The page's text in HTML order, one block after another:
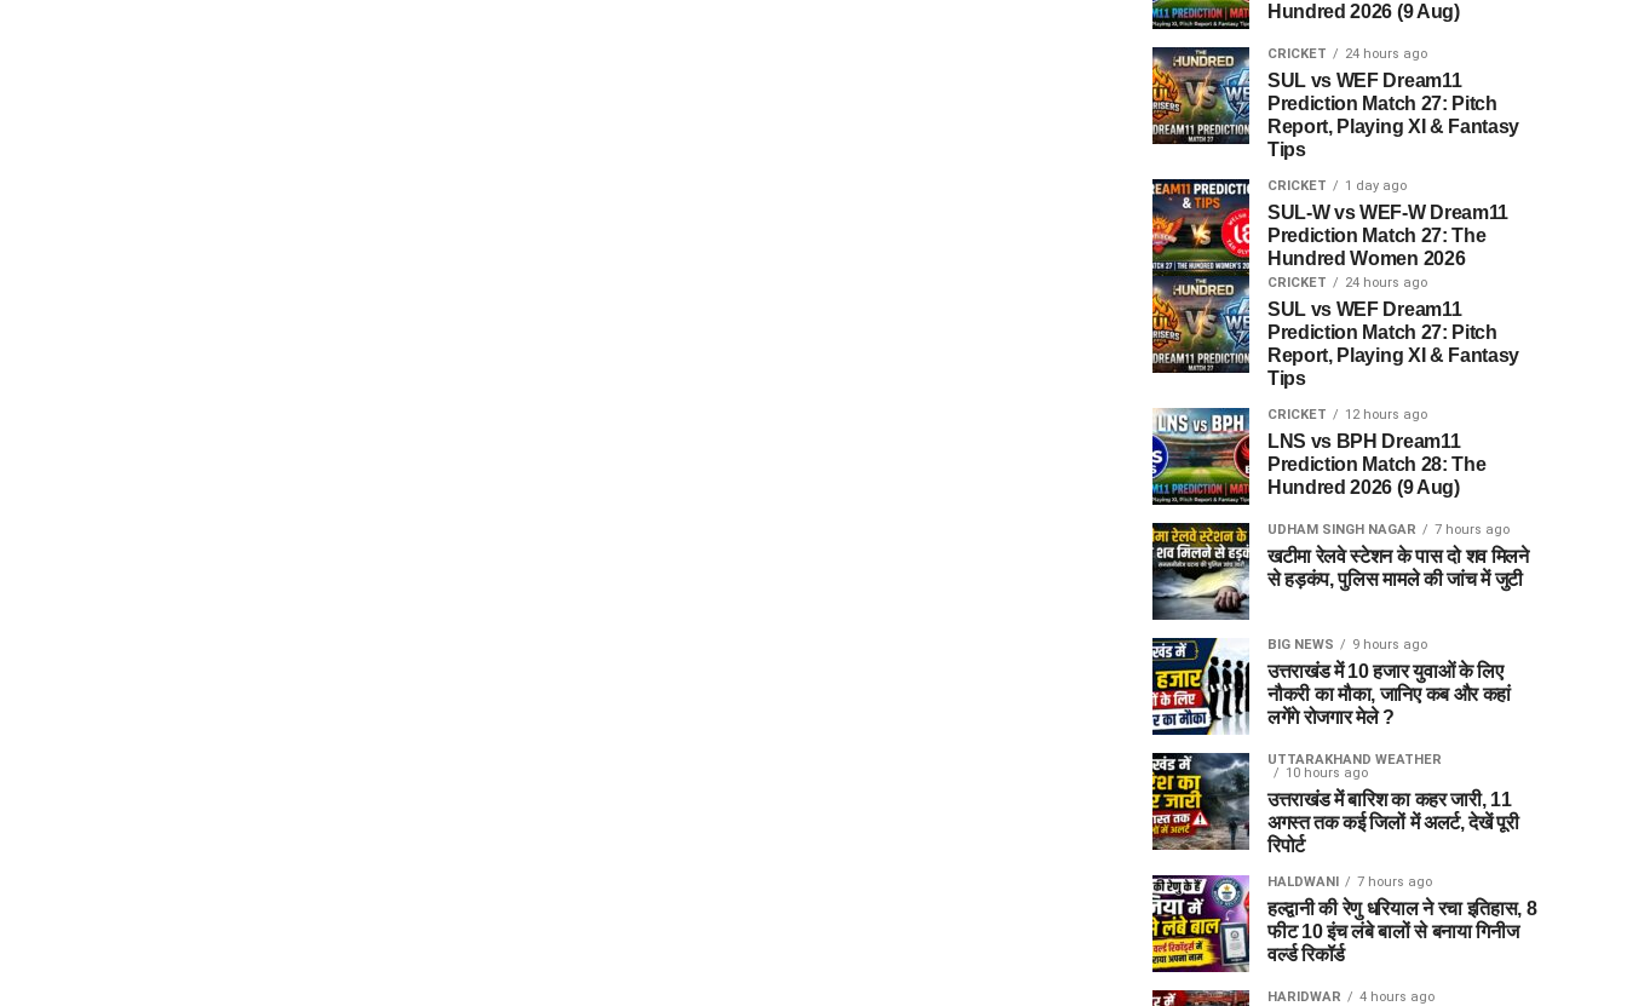
Hundred 2026 (9 Aug)
CRICKET 24 hours ago
SUL vs WEF Dream11
Prediction Match 27: Pitch
Report, Playing XI & Fantasy
Tips
CRICKET 1 day ago
SUL-W vs WEF-W Dream11
Prediction Match 27: The
Hundred Women 2026
CRICKET 24 hours ago
SUL vs WEF Dream11
Prediction Match 27: Pitch
Report, Playing XI & Fantasy
Tips
CRICKET 12 hours ago
LNS vs BPH Dream11
Prediction Match 28: The
Hundred 2026 (9 Aug)
UDHAM SINGH NAGAR 7 hours ago
खटीमा रेलवे स्टेशन के पास दो शव मिलने
से हड़कंप, पुलिस मामले की जांच में जुटी
BIG NEWS 9 hours ago
उत्तराखंड में 10 हजार युवाओं के लिए
नौकरी का मौका, जानिए कब और कहां
लगेंगे रोजगार मेले ?
UTTARAKHAND WEATHER
10 hours ago
उत्तराखंड में बारिश का कहर जारी, 11
अगस्त तक कई जिलों में अलर्ट, देखें पूरी
रिपोर्ट
HALDWANI 7 hours ago
हल्द्वानी की रेणु धरियाल ने रचा इतिहास, 8
फीट 10 इंच लंबे बालों से बनाया गिनीज
वर्ल्ड रिकॉर्ड
HARIDWAR 4 hours ago